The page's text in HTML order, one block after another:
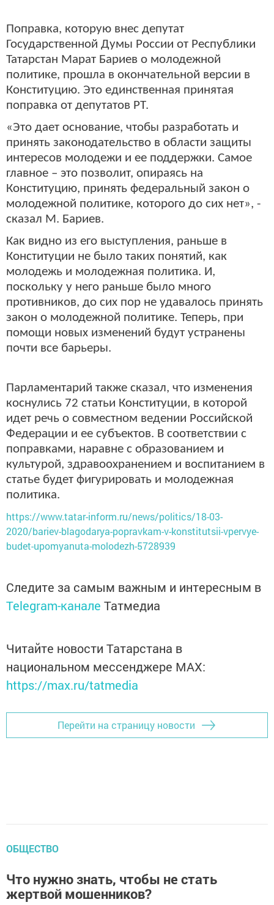
Поправка, которую внес депутат
Государственной Думы России от Республики
Татарстан Марат Бариев о молодежной
политике, прошла в окончательной версии в
Конституцию. Это единственная принятая
поправка от депутатов РТ.
«Это дает основание, чтобы разработать и
принять законодательство в области защиты
интересов молодежи и ее поддержки. Самое
главное – это позволит, опираясь на
Конституцию, принять федеральный закон о
молодежной политике, которого до сих нет», -
сказал М. Бариев.
Как видно из его выступления, раньше в
Конституции не было таких понятий, как
молодежь и молодежная политика. И,
поскольку у него раньше было много
противников, до сих пор не удавалось принять
закон о молодежной политике. Теперь, при
помощи новых изменений будут устранены
почти все барьеры.
Парламентарий также сказал, что изменения
коснулись 72 статьи Конституции, в которой
идет речь о совместном ведении Российской
Федерации и ее субъектов. В соответствии с
поправками, наравне с образованием и
культурой, здравоохранением и воспитанием в
статье будет фигурировать и молодежная
политика.
https://www.tatar-inform.ru/news/politics/18-03-
2020/bariev-blagodarya-popravkam-v-konstitutsii-vpervye-
budet-upomyanuta-molodezh-5728939
Следите за самым важным и интересным в
Telegram-канале Татмедиа
Читайте новости Татарстана в
национальном мессенджере MАХ:
https://max.ru/tatmedia
Перейти на страницу новости
ОБЩЕСТВО
Что нужно знать, чтобы не стать
жертвой мошенников?